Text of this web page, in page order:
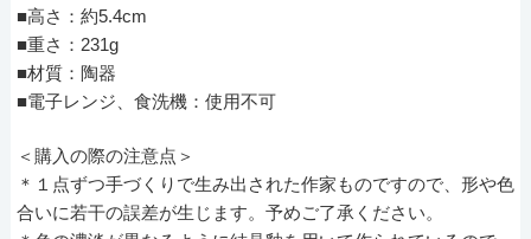
■高さ：約5.4cm
■重さ：231g
■材質：陶器
■電子レンジ、食洗機：使用不可
＜購入の際の注意点＞
＊１点ずつ手づくりで生み出された作家ものですので、形や色
合いに若干の誤差が生じます。予めご了承ください。